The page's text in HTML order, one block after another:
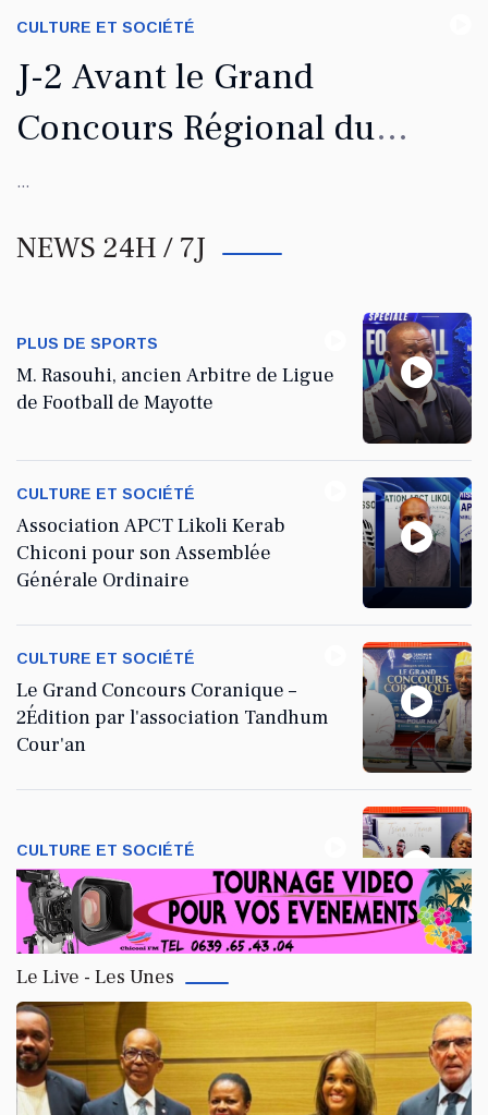
CULTURE ET SOCIÉTÉ
J-2 Avant le Grand
Concours Régional du
Coranà Mayotte
...
NEWS 24H / 7J
PLUS DE SPORTS
M. Rasouhi, ancien Arbitre de Ligue
de Football de Mayotte
CULTURE ET SOCIÉTÉ
Association APCT Likoli Kerab
Chiconi pour son Assemblée
Générale Ordinaire
CULTURE ET SOCIÉTÉ
Le Grand Concours Coranique –
2Édition par l'association Tandhum
Cour'an
CULTURE ET SOCIÉTÉ
La talentueuse Nady
Le Live - Les Unes